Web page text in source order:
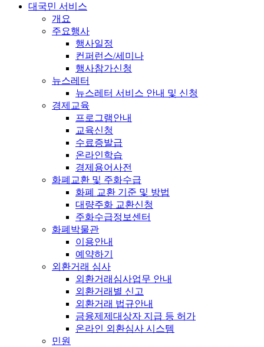
대국민 서비스
개요
주요행사
행사일정
컨퍼런스/세미나
행사참가신청
뉴스레터
뉴스레터 서비스 안내 및 신청
경제교육
프로그램안내
교육신청
수료증발급
온라인학습
경제용어사전
화폐교환 및 주화수급
화폐 교환 기준 및 방법
대량주화 교환신청
주화수급정보센터
화폐박물관
이용안내
예약하기
외환거래 심사
외환거래심사업무 안내
외환거래별 신고
외환거래 법규안내
금융제제대상자 지급 등 허가
온라인 외환심사 시스템
민원